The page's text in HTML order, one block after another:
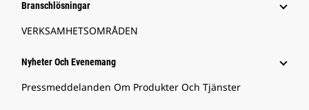
Branschlösningar
VERKSAMHETSOMRÅDEN
Nyheter Och Evenemang
Pressmeddelanden Om Produkter Och Tjänster